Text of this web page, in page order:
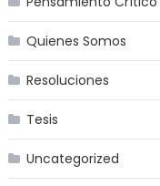
Quienes Somos
Resoluciones
Tesis
Uncategorized